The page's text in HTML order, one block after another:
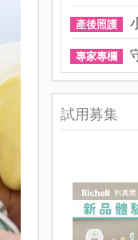
產後照護
專家專欄
試用募集